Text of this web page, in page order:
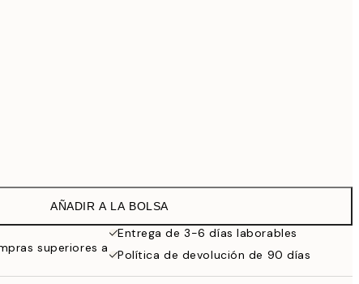
AÑADIR A LA BOLSA
Entrega de 3-6 días laborables
superiores a
Política de devolución de 90 días